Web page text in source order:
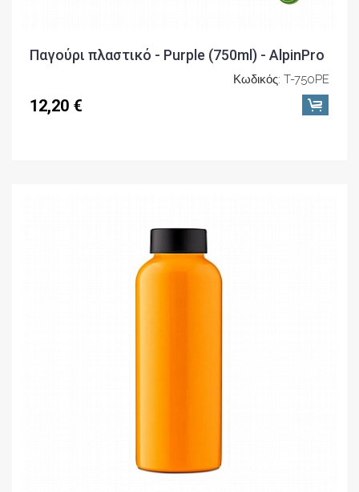
Παγούρι πλαστικό - Purple (750ml) - AlpinPro
Κωδικός: T-750PE
12,20 €